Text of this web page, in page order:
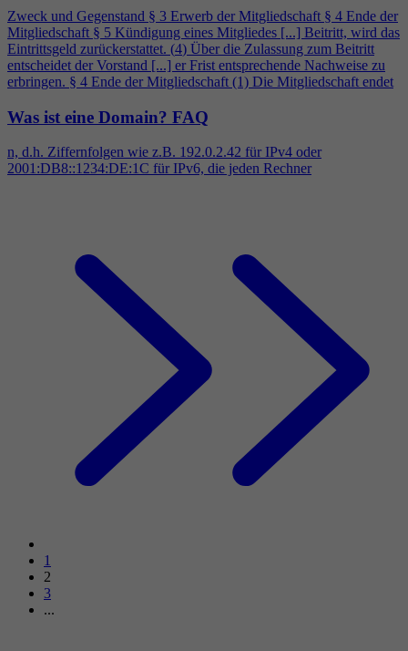
Zweck und Gegenstand § 3 Erwerb der Mitgliedschaft § 4 Ende der
Mitgliedschaft § 5 Kündigung eines Mitgliedes [...] Beitritt, wird das
Eintrittsgeld zurückerstattet. (4) Über die Zulassung zum Beitritt
entscheidet der Vorstand [...] er Frist entsprechende Nachweise zu
erbringen. § 4 Ende der Mitgliedschaft (1) Die Mitgliedschaft endet
Was ist eine Domain? FAQ
n, d.h. Ziffernfolgen wie z.B. 192.0.2.42 für IPv4 oder
2001:DB8::1234:DE:1C für IPv6, die jeden Rechner
1
2
3
...